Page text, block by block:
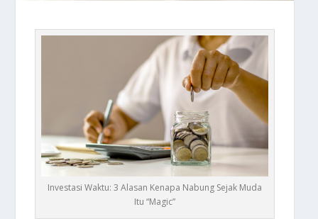
Investasi Waktu: 3 Alasan Kenapa Nabung Sejak Muda
Itu “Magic”